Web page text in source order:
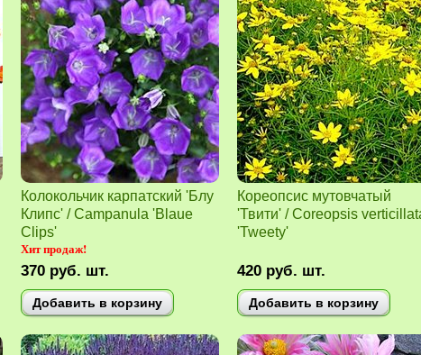
Колокольчик карпатский 'Блу
Клипс' / Campanula 'Blaue
Clips'
Хит продаж!
370 руб. шт.
Добавить в корзину
Кореопсис мутовчатый
'Твити' / Coreopsis
'Tweety'
420 руб. шт.
Добавить в корзину